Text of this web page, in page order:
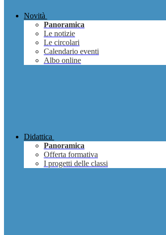
Novità
Panoramica
Le notizie
Le circolari
Calendario eventi
Albo online
Didattica
Panoramica
Offerta formativa
I progetti delle classi